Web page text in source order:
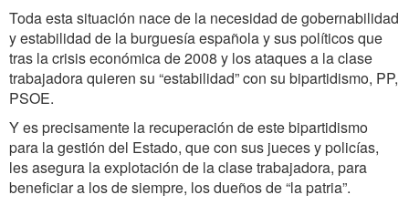
Toda esta situación nace de la necesidad de gobernabilidad
y estabilidad de la burguesía española y sus políticos que
tras la crisis económica de 2008 y los ataques a la clase
trabajadora quieren su “estabilidad” con su bipartidismo, PP,
PSOE.
Y es precisamente la recuperación de este bipartidismo
para la gestión del Estado, que con sus jueces y policías,
les asegura la explotación de la clase trabajadora, para
beneficiar a los de siempre, los dueños de “la patria”.